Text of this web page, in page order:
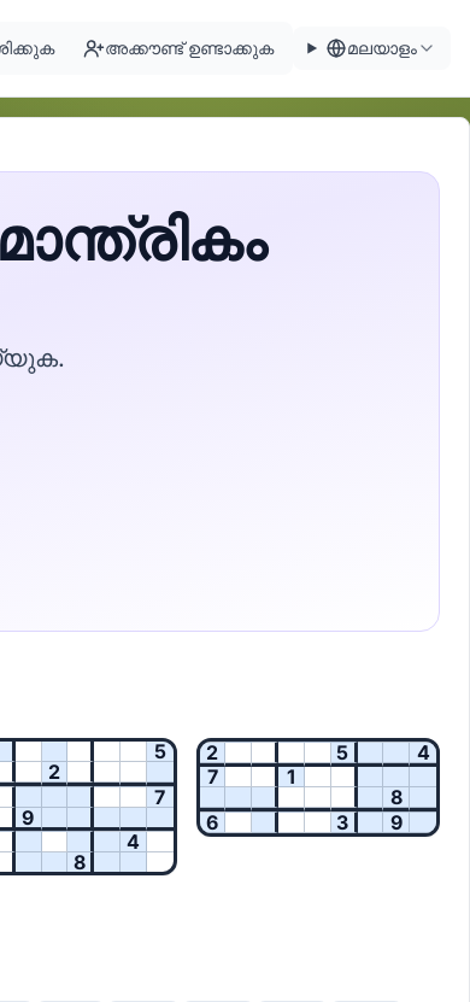
അക്കൗണ്ട് ഉണ്ടാക്കുക മലയാളം
5
2
7
9
4
8
2 5
4
7
1
8
6
3 9